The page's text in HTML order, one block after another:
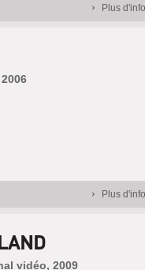
Plus
Plus
vidéo, 2009